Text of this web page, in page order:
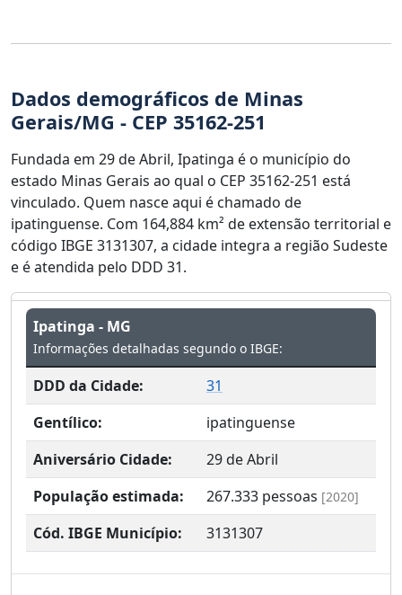
Dados demográficos de Minas
Gerais/MG - CEP 35162-251
Fundada em 29 de Abril, Ipatinga é o município do
estado Minas Gerais ao qual o CEP 35162-251 está
vinculado. Quem nasce aqui é chamado de
ipatinguense. Com 164,884 km² de extensão territorial e
código IBGE 3131307, a cidade integra a região Sudeste
e é atendida pelo DDD 31.
Ipatinga - MG
Informações detalhadas segundo o IBGE:
DDD da Cidade:
31
Gentílico:
ipatinguense
Aniversário Cidade:
29 de Abril
População estimada:
267.333 pessoas [2020]
Cód. IBGE Município: 3131307